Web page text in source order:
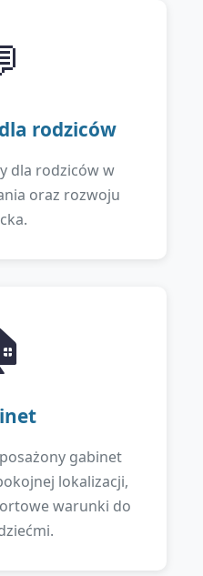
rodziców
dla rodziców w
oraz rozwoju
gabinet
lokalizacji,
warunki do